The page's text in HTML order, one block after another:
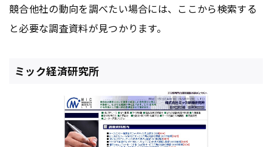
競合他社の動向を調べたい場合には、ここから検索する
と必要な調査資料が見つかります。
ミック経済研究所